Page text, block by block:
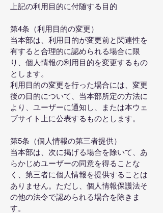
上記の利用目的に付随する目的
第4条（利用目的の変更）
当本部は、利用目的が変更前と関連性を
有すると合理的に認められる場合に限
り、個人情報の利用目的を変更するもの
とします。
利用目的の変更を行った場合には、変更
後の目的について、当本部所定の方法に
より、ユーザーに通知し、または本ウェ
ブサイト上に公表するものとします。
第5条（個人情報の第三者提供）
当本部は、次に掲げる場合を除いて、あ
らかじめユーザーの同意を得ることな
く、第三者に個人情報を提供することは
ありません。ただし、個人情報保護法そ
の他の法令で認められる場合を除きま
す。